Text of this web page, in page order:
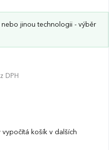
jinou technologii - výběr
DPH
košík v dalších